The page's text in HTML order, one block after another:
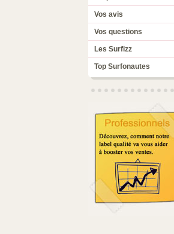
Vos avis
Vos questions
Les Surfizz
Top Surfonautes